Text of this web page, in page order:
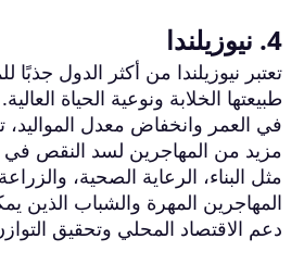
4. نيوزيلندا
تعتبر نيوزيلندا من أكثر الدول
طبيعتها الخلابة ونوعية الحياة
في العمر وانخفاض معدل المواليد،
مزيد من المهاجرين لسد النقص في
مثل البناء، الرعاية الصحية،
المهاجرين المهرة والشباب الذين
دعم الاقتصاد المحلي وتحقيق